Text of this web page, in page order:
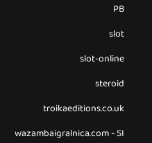
PB
slot
slot-online
steroid
troikaeditions.co.uk
wazambaigralnica.com - SI